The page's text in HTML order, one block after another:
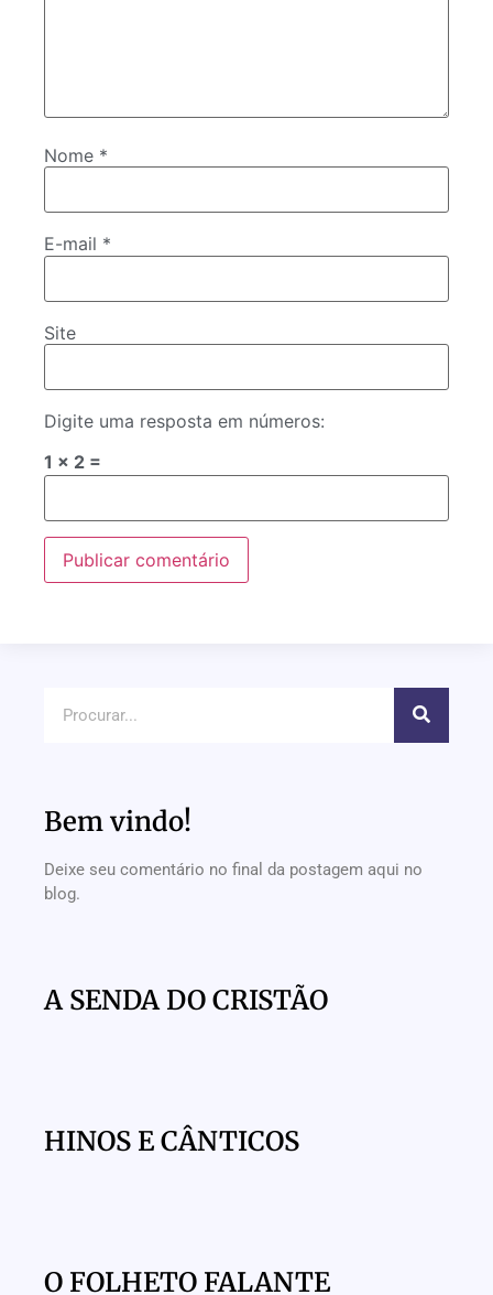
Nome *
E-mail *
Site
Digite uma resposta em números:
1 × 2 =
Bem vindo!
Deixe seu comentário no final da postagem aqui no
blog.
A SENDA DO CRISTÃO
HINOS E CÂNTICOS
O FOLHETO FALANTE